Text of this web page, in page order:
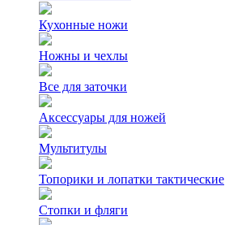
Кухонные ножи
Ножны и чехлы
Все для заточки
Аксессуары для ножей
Мультитулы
Топорики и лопатки тактические
Стопки и фляги